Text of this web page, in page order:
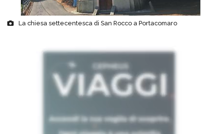
La chiesa settecentesca di San Rocco a Portacomaro